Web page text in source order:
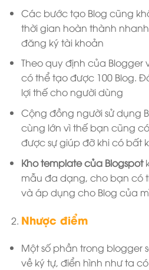
Các bước tạo Blog cũng
thời gian hoàn thành
đăng ký tài khoản
Theo quy định của Blogger
có thể tạo được 100 Blog.
lợi thế cho người dùng
Cộng đồng người sử dụng
cùng lớn vì thế bạn cũng
được sự giúp đỡ khi có bất
Kho template của Blogspot
mẫu đa dạng, cho bạn có
và áp dụng cho Blog của
Nhược điểm
Một số phần trong blogger
về ký tự, điển hình như ta